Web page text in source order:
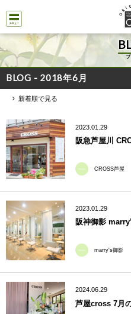
ブ
BLOG - 2018年6月
新着順で見る
2023.01.29
阪急芦屋川
CROSS芦屋
2023.01.29
阪神御影
marry's御影
2024.06.29
芦屋cross 7月